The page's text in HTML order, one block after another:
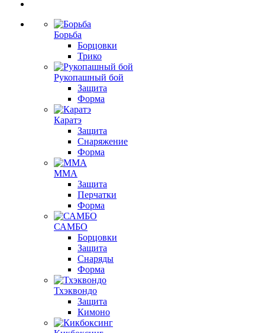
Борьба
Борцовки
Трико
Рукопашный бой
Защита
Форма
Каратэ
Защита
Снаряжение
Форма
ММА
Защита
Перчатки
Форма
САМБО
Борцовки
Защита
Снаряды
Форма
Тхэквондо
Защита
Кимоно